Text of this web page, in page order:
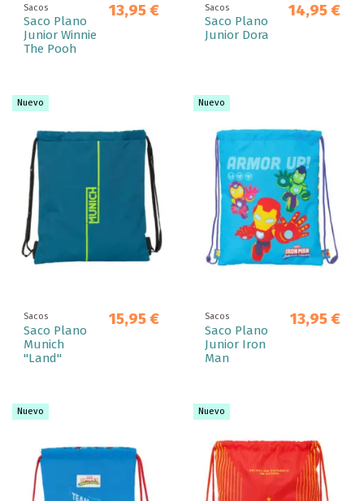
Sacos
Saco Plano
Junior Winnie
The Pooh
13,95 € Sacos
Saco Plano
Junior Dora
14,95 €
Nuevo
Sacos
Saco Plano
Munich
"Land"
15,95 €
Nuevo
Sacos
Saco Plano
Junior Iron
Man
13,95 €
Nuevo Nuevo